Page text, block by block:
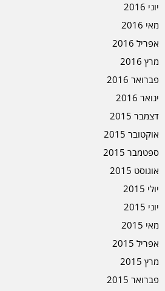
יוני 2016
מאי 2016
אפריל 2016
מרץ 2016
פברואר 2016
ינואר 2016
דצמבר 2015
אוקטובר 2015
ספטמבר 2015
אוגוסט 2015
יולי 2015
יוני 2015
מאי 2015
אפריל 2015
מרץ 2015
פברואר 2015